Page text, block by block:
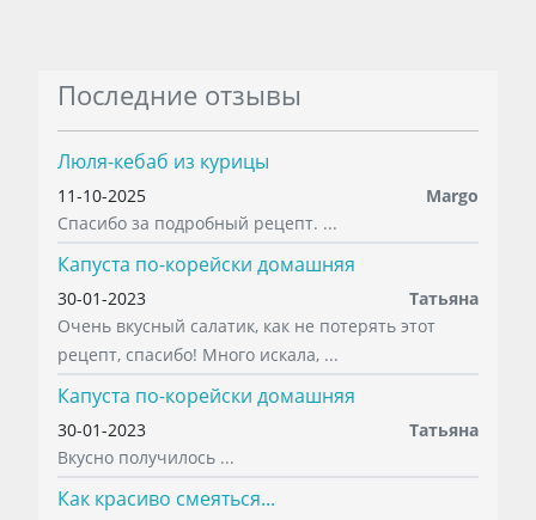
Последние отзывы
Люля-кебаб из курицы
11-10-2025
Margo
Спасибо за подробный рецепт. ...
Капуста по-корейски домашняя
30-01-2023
Татьяна
Очень вкусный салатик, как не потерять этот
рецепт, спасибо! Много искала, ...
Капуста по-корейски домашняя
30-01-2023
Татьяна
Вкусно получилось ...
Как красиво смеяться...